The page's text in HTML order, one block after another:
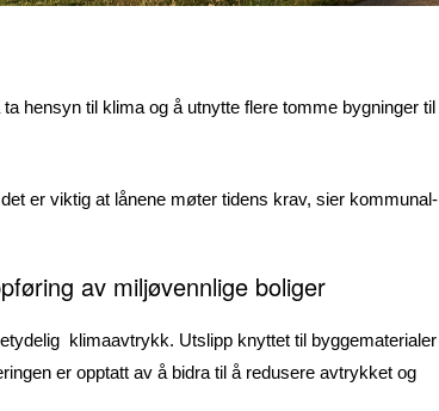
hensyn til klima og å utnytte flere tomme bygninger til
er viktig at lånene møter tidens krav, sier kommunal-
av miljøvennlige boliger
klimaavtrykk. Utslipp knyttet til byggematerialer
er opptatt av å bidra til å redusere avtrykket og